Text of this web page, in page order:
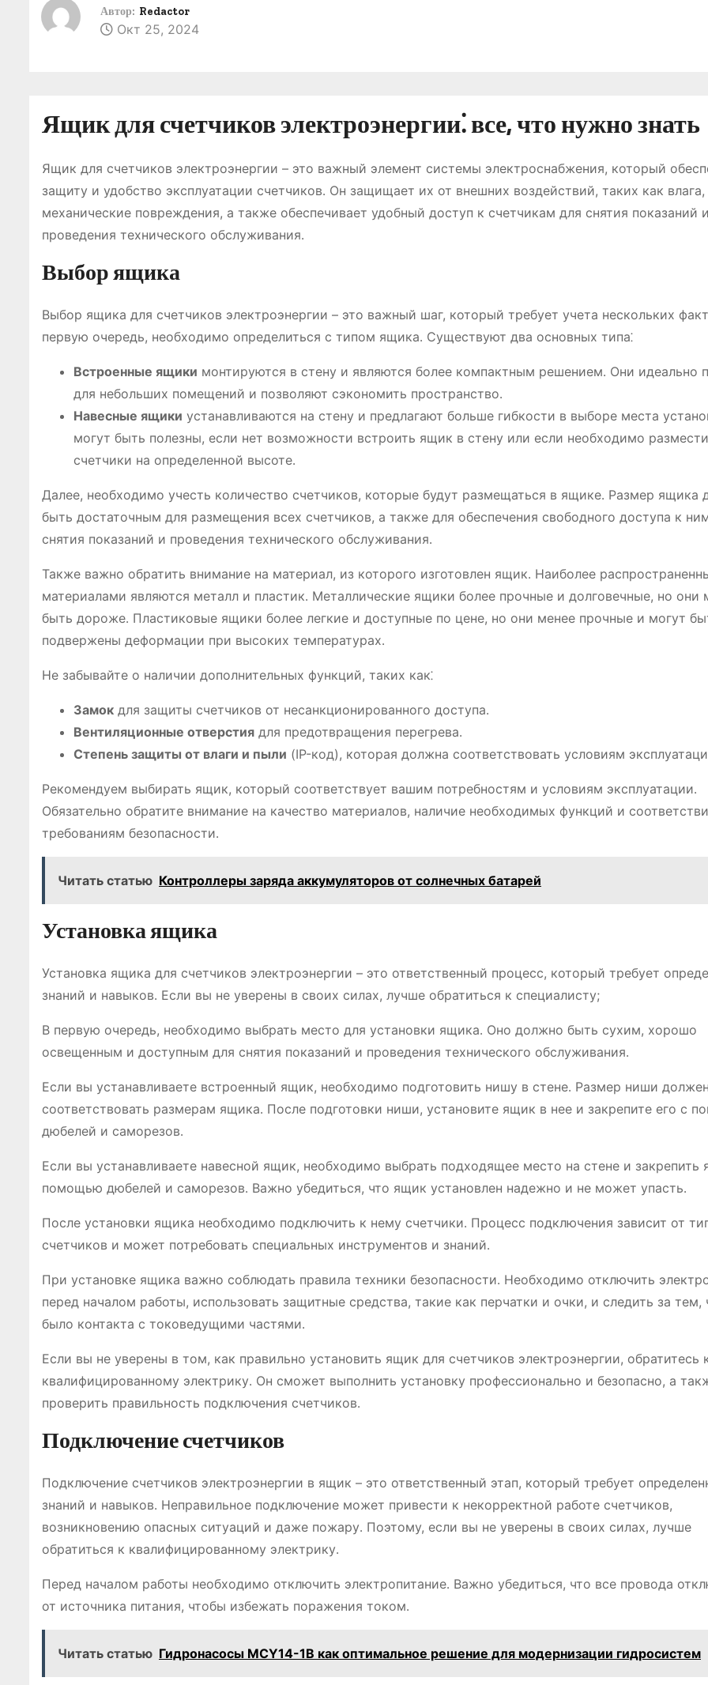
Автор: Redactor
Окт 25, 2024
Ящик для счетчиков электроэнергии⁚ все, что нужно знать
Ящик для счетчиков электроэнергии – это важный элемент системы электроснабжения, который
защиту и удобство эксплуатации счетчиков․ Он защищает их от внешних воздействий, таких как
механические повреждения, а также обеспечивает удобный доступ к счетчикам для снятия показаний и
проведения технического обслуживания․
Выбор ящика
Выбор ящика для счетчиков электроэнергии – это важный шаг, который требует учета нескольких
первую очередь, необходимо определиться с типом ящика․ Существуют два основных типа⁚
Встроенные ящики монтируются в стену и являются более компактным решением․ Они идеально
для небольших помещений и позволяют сэкономить пространство․
Навесные ящики устанавливаются на стену и предлагают больше гибкости в выборе места
могут быть полезны, если нет возможности встроить ящик в стену или если необходимо
счетчики на определенной высоте․
Далее, необходимо учесть количество счетчиков, которые будут размещаться в ящике․ Размер ящика
быть достаточным для размещения всех счетчиков, а также для обеспечения свободного доступа к
снятия показаний и проведения технического обслуживания․
Также важно обратить внимание на материал, из которого изготовлен ящик․ Наиболее
материалами являются металл и пластик․ Металлические ящики более прочные и долговечные, но они
быть дороже․ Пластиковые ящики более легкие и доступные по цене, но они менее прочные и могут
подвержены деформации при высоких температурах․
Не забывайте о наличии дополнительных функций, таких как⁚
Замок для защиты счетчиков от несанкционированного доступа․
Вентиляционные отверстия для предотвращения перегрева․
Степень защиты от влаги и пыли (IP-код), которая должна соответствовать условиям
Рекомендуем выбирать ящик, который соответствует вашим потребностям и условиям эксплуатации․
Обязательно обратите внимание на качество материалов, наличие необходимых функций и
требованиям безопасности․
Читать статью Контроллеры заряда аккумуляторов от солнечных батарей
Установка ящика
Установка ящика для счетчиков электроэнергии – это ответственный процесс, который требует
знаний и навыков․ Если вы не уверены в своих силах, лучше обратиться к специалисту;
В первую очередь, необходимо выбрать место для установки ящика․ Оно должно быть сухим, хорошо
освещенным и доступным для снятия показаний и проведения технического обслуживания․
Если вы устанавливаете встроенный ящик, необходимо подготовить нишу в стене․ Размер ниши должен
соответствовать размерам ящика․ После подготовки ниши, установите ящик в нее и закрепите его с
дюбелей и саморезов․
Если вы устанавливаете навесной ящик, необходимо выбрать подходящее место на стене и закрепить
помощью дюбелей и саморезов․ Важно убедиться, что ящик установлен надежно и не может упасть․
После установки ящика необходимо подключить к нему счетчики․ Процесс подключения зависит от
счетчиков и может потребовать специальных инструментов и знаний․
При установке ящика важно соблюдать правила техники безопасности․ Необходимо отключить
перед началом работы, использовать защитные средства, такие как перчатки и очки, и следить за тем,
было контакта с токоведущими частями․
Если вы не уверены в том, как правильно установить ящик для счетчиков электроэнергии, обратитесь
квалифицированному электрику․ Он сможет выполнить установку профессионально и безопасно, а
проверить правильность подключения счетчиков․
Подключение счетчиков
Подключение счетчиков электроэнергии в ящик – это ответственный этап, который требует
знаний и навыков․ Неправильное подключение может привести к некорректной работе счетчиков,
возникновению опасных ситуаций и даже пожару․ Поэтому, если вы не уверены в своих силах, лучше
обратиться к квалифицированному электрику․
Перед началом работы необходимо отключить электропитание․ Важно убедиться, что все провода
от источника питания, чтобы избежать поражения током․
Читать статью Гидронасосы MCY14-1B как оптимальное решение для модернизации гидросистем